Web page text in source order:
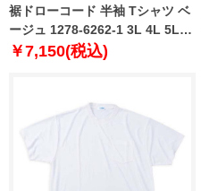
裾ドローコード 半袖 Tシャツ ベ
ージュ 1278-6262-1 3L 4L 5L
6L 8L
￥7,150(税込)